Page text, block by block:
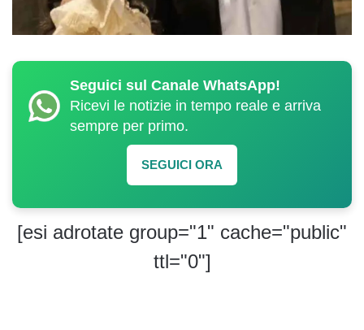
Seguici sul Canale WhatsApp!
Ricevi le notizie in tempo reale e arriva
sempre per primo.
SEGUICI ORA
[esi adrotate group="1" cache="public"
ttl="0"]